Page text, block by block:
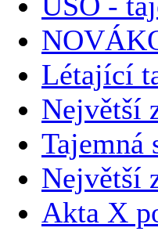
Létající
Největší
Tajemná
Největší
Akta X